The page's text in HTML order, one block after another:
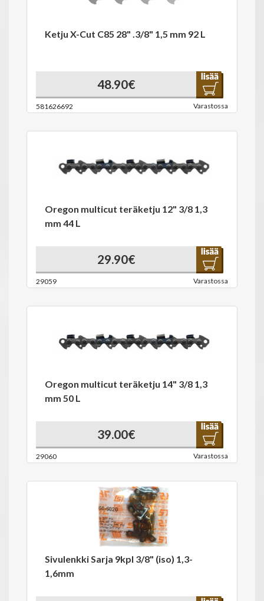
Ketju X-Cut C85 28" .3/8" 1,5 mm 92 L
48.90€
581626692 Varastossa
Oregon multicut teräketju 12" 3/8 1,3
mm 44 L
29.90€
29059 Varastossa
Oregon multicut teräketju 14" 3/8 1,3
mm 50 L
39.00€
29060 Varastossa
Sivulenkki Sarja 9kpl 3/8" (iso) 1,3-
1,6mm